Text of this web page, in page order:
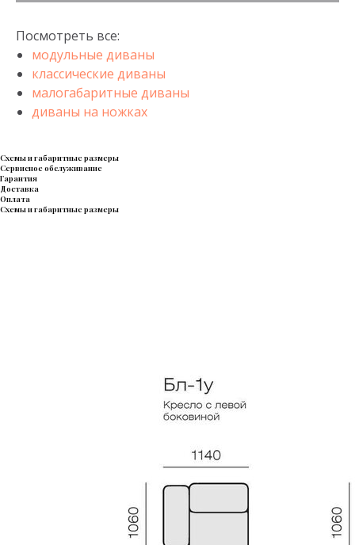
Посмотреть все:
модульные диваны
классические диваны
малогабаритные диваны
диваны на ножках
Схемы и габаритные размеры
Сервисное обслуживание
Гарантия
Доставка
Оплата
Схемы и габаритные размеры